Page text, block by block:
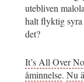
utebliven
halt flyktig syra
det?
It’s All Over
åminnelse. Nu